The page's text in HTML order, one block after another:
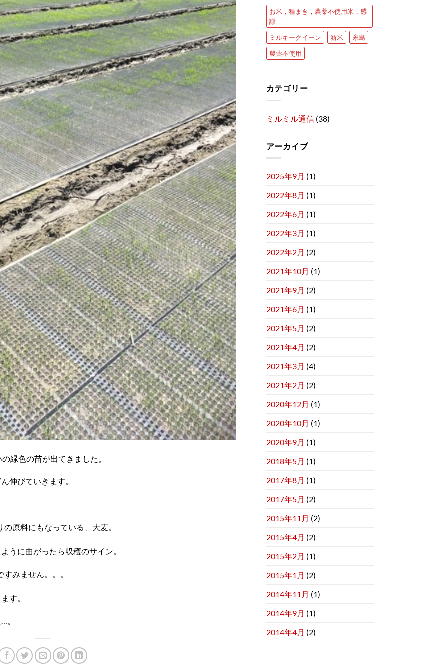
緑色の苗が出てきました。
伸びていきます。
原料にもなっている、大麦。
うに曲がったら収穫のサイン。
みません。。。
す。
。
お米，種まき，農薬不使用米，感
謝
ミルキークイーン
新米
糸島
農薬不使用
カテゴリー
ミルミル通信(38)
アーカイブ
2025年9月 (1)
2022年8月 (1)
2022年6月 (1)
2022年3月 (1)
2022年2月 (2)
2021年10月 (1)
2021年9月 (2)
2021年6月 (1)
2021年5月 (2)
2021年4月 (2)
2021年3月 (4)
2021年2月 (2)
2020年12月 (1)
2020年10月 (1)
2020年9月 (1)
2018年5月 (1)
2017年8月 (1)
2017年5月 (2)
2015年11月 (2)
2015年4月 (2)
2015年2月 (1)
2015年1月 (2)
2014年11月 (1)
2014年9月 (1)
2014年4月 (2)